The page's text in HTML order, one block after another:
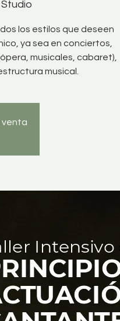
los estilos que deseen
ya sea en conciertos,
musicales, cabaret),
musical.
venta